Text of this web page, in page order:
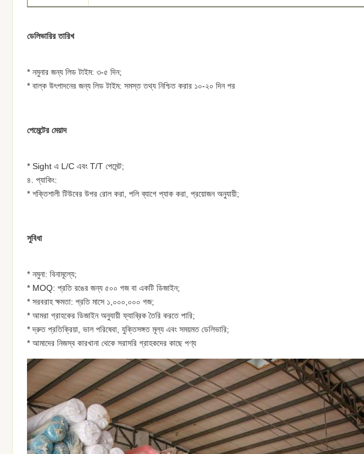
ডেলিভারির তারিখ
* নমুনার জন্য লিড টাইম: ৩-৫ দিন;
* বাল্ক উৎপাদনের জন্য লিড টাইম: সমস্ত তথ্য নিশ্চিত করার ১০-২০ দিন পর
পেমেন্টের মেয়াদ
* Sight এ L/C এবং T/T পেমেন্ট;
৪. প্যাকিং:
* শক্তিশালী টিউবের উপর রোল করা, পলি ব্যাগে প্যাক করা, প্রয়োজন অনুযায়ী;
সুবিধা
* নমুনা: বিনামূল্যে;
* MOQ: প্রতি রঙের জন্য ৫০০ গজ বা একটি ডিজাইন;
* সরবরাহ ক্ষমতা: প্রতি মাসে ১,০০০,০০০ গজ;
* আমরা গ্রাহকের ডিজাইন অনুযায়ী ফ্যাব্রিক তৈরি করতে পারি;
* দ্রুত প্রতিক্রিয়া, ভাল পরিষেবা, যুক্তিসঙ্গত মূল্য এবং সময়মত ডেলিভারি;
* আমাদের নিজস্ব কারখানা থেকে সরাসরি গ্রাহকদের কাছে পণ্য